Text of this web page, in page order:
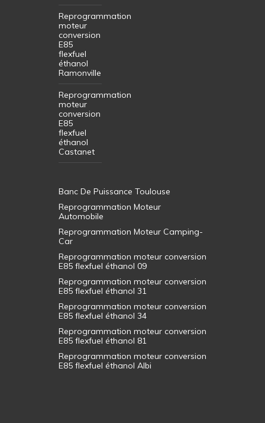
Reprogrammation
moteur
conversion
E85
flexfuel
éthanol
Ramonville
Reprogrammation
moteur
conversion
E85
flexfuel
éthanol
Castanet
Banc De Puissance Toulouse
Reprogrammation Moteur
Automobile
Reprogrammation Moteur Camping-
Car
Reprogrammation moteur conversion
E85 flexfuel éthanol 09
Reprogrammation moteur conversion
E85 flexfuel éthanol 31
Reprogrammation moteur conversion
E85 flexfuel éthanol 34
Reprogrammation moteur conversion
E85 flexfuel éthanol 81
Reprogrammation moteur conversion
E85 flexfuel éthanol Albi